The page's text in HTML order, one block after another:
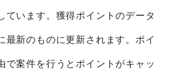
ています。獲得ポイントのデータ
最新のものに更新されます。ポイ
で案件を行うとポイントがキャッ